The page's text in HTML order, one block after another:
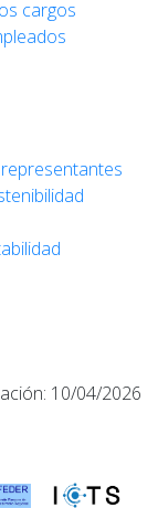
cargos
10/04/2026